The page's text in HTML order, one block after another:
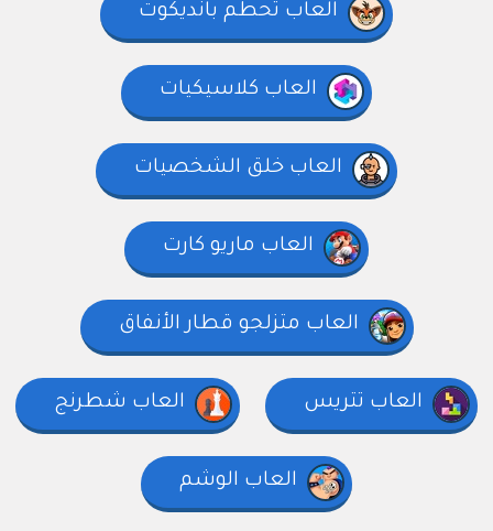
العاب تحطم بانديكوت
العاب كلاسيكيات
العاب خلق الشخصيات
العاب ماريو كارت
العاب متزلجو قطار الأنفاق
العاب تتريس العاب شطرنج
العاب الوشم